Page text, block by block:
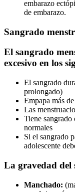
embarazo
de embarazo.
Sangrado
El sangrado
excesivo en los
El sangrado
prolongado)
Empapa más
Las
Tiene sangrado
normales
Si el sangrado
adolescente
La gravedad del
Manchado: